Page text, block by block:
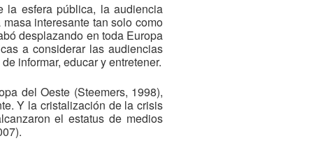
la esfera pública, la audiencia
interesante tan solo como
desplazando en toda Europa
a considerar las audiencias
informar, educar y entretener.
del Oeste (Steemers, 1998),
Y la cristalización de la crisis
el estatus de medios